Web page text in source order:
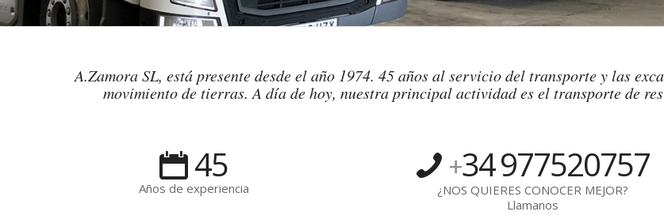
A.Zamora SL, está presente desde el año 1974. 45 años al servicio del transporte y las
movimiento de tierras. A día de hoy, nuestra principal actividad es el transporte de
45
Años de experiencia
+34977520757
¿NOS QUIERES CONOCER MEJOR?
Llamanos